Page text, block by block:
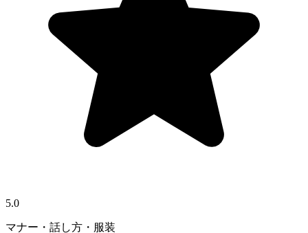
5.0
マナー・話し方・服装